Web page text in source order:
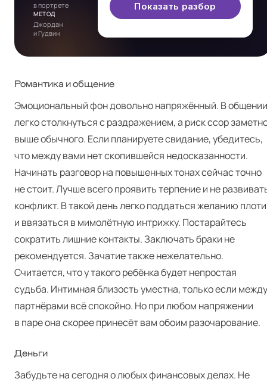
в портрете
МЕТОД
Джордан
и Гудвин
Показать разбор
Романтика и общение
Эмоциональный фон довольно напряжённый. В общении
легко столкнуться с раздражением, а риск ссор
выше обычного. Если планируете свидание, убедитесь,
что между вами нет скопившейся недосказанности.
Начинать разговор на повышенных тонах сейчас точно
не стоит. Лучше всего проявить терпение и не
конфликт. В такой день легко поддаться желанию плоти
и ввязаться в мимолётную интрижку. Постарайтесь
сократить лишние контакты. Заключать браки не
рекомендуется. Зачатие также нежелательно.
Считается, что у такого ребёнка будет непростая
судьба. Интимная близость уместна, только если между
партнёрами всё спокойно. Но при любом напряжении
в паре она скорее принесёт вам обоим разочарование.
Деньги
Забудьте на сегодня о любых финансовых делах. Не